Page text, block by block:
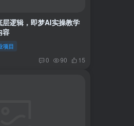
逻辑，即梦AI实操教学
容
项目
0 90 15